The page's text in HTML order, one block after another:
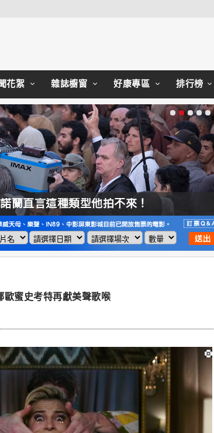
花絮 雜誌櫥窗 好康專區 排行榜
蘭直言這種類型他拍不來！
歐蜜史考特再獻美聲歌喉